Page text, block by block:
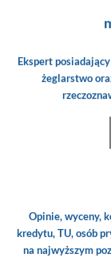
Ekspert
żeglarstwo
Opinie, wyceny,
kredytu, TU, osób
na najwyższym